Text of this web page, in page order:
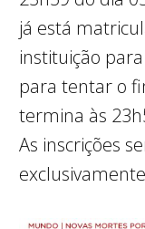
já está
instituição
para tentar o
termina às
As inscrições